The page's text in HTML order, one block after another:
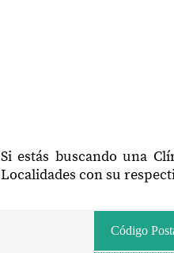
Si estás buscando una
Localidades con su
Código